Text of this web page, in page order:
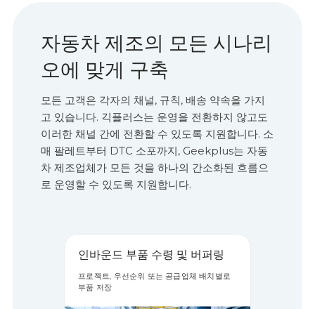
자동차 제조의 모든 시나리
오에 맞게 구축
모든 고객은 각자의 채널, 규칙, 배송 약속을 가지
고 있습니다. 긱플러스는 운영을 전환하지 않고도
이러한 채널 간에 전환할 수 있도록 지원합니다. 소
매 팔레트부터 DTC 소포까지, Geekplus는 자동
차 제조업체가 모든 것을 하나의 간소화된 흐름으
로 운영할 수 있도록 지원합니다.
인바운드 부품 수령 및 버퍼링
프로젝트, 우선순위 또는 공급업체 배치별로
부품 저장